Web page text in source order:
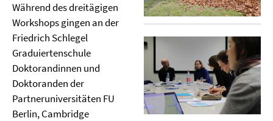
Während des dreitägigen
Workshops gingen an der
Friedrich Schlegel
Graduiertenschule
Doktorandinnen und
Doktoranden der
Partneruniversitäten FU
Berlin, Cambridge